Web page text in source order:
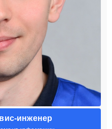
инженер